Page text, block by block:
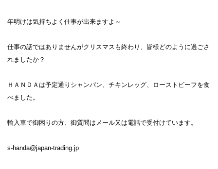
年明けは気持ちよく仕事が出来ますよ～
仕事の話ではありませんがクリスマスも終わり、皆様どのように過ごさ
れましたか？
ＨＡＮＤＡは予定通りシャンパン、チキンレッグ、ローストビーフを食
べました。
輸入車で御困りの方、御質問はメール又は電話で受付けています。
s-handa@japan-trading.jp